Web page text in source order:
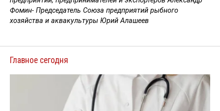
Фомин- Председатель Союза предприятий рыбного
хозяйства и аквакультуры Юрий Алашеев
Главное сегодня